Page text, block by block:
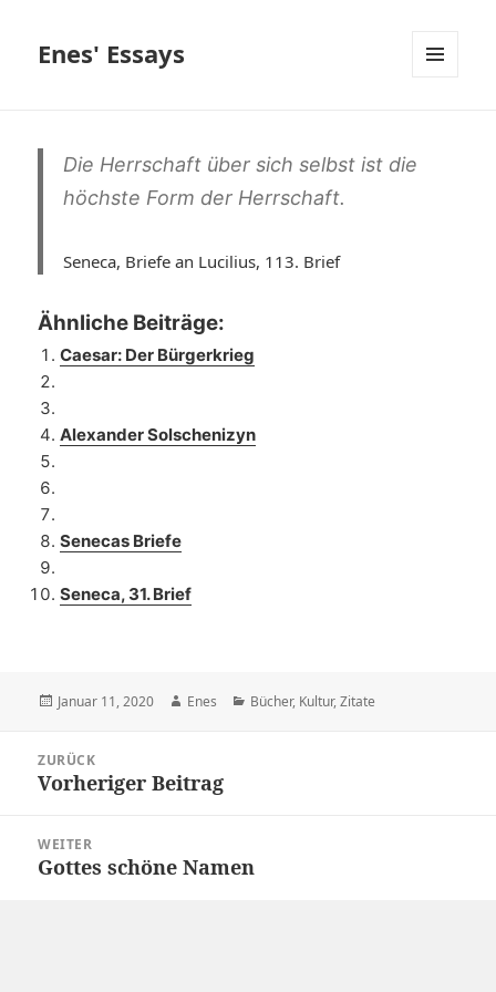
Enes' Essays
Die Herrschaft über sich selbst ist die
höchste Form der Herrschaft.
Seneca, Briefe an Lucilius, 113. Brief
Ähnliche Beiträge:
Caesar: Der Bürgerkrieg
Alexander Solschenizyn
Senecas Briefe
Seneca, 31. Brief
Veröffentlicht
Januar 11, 2020 Autor
Enes Kategorien
Bücher, Kultur,Zitate
ZURÜCK
Vorheriger
Vorheriger Beitrag
WEITER
Nächster
Gottes schöne Namen